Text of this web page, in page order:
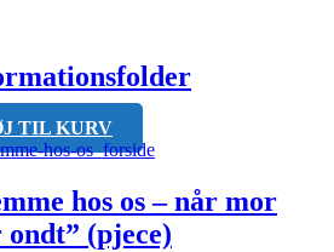
TIL KURV
hos os – når mor
(pjece)